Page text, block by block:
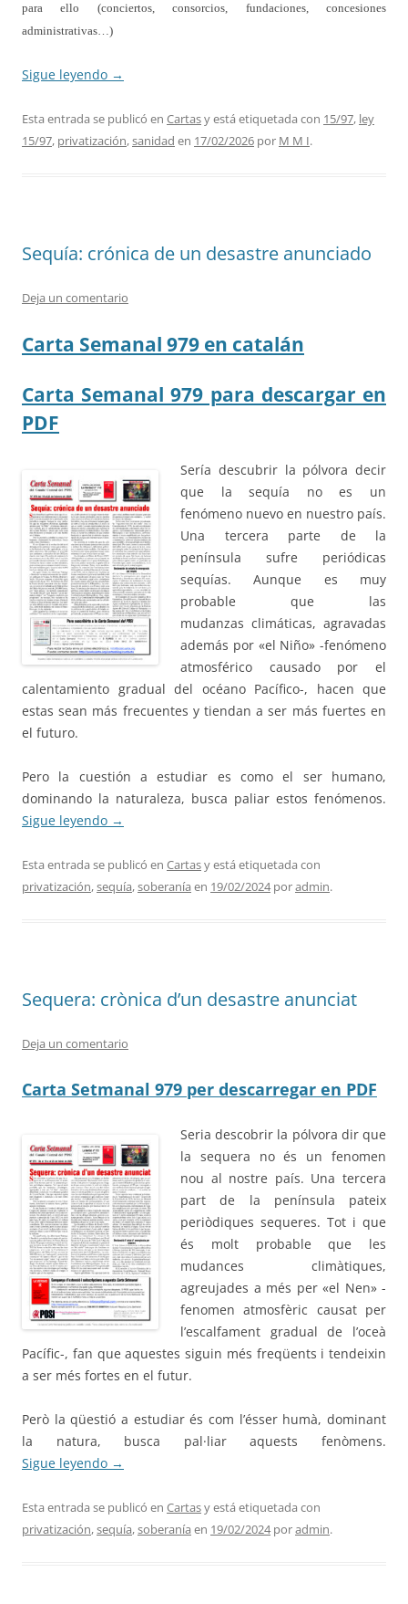
para ello (conciertos, consorcios, fundaciones, concesiones
administrativas…)
Sigue leyendo →
Esta entrada se publicó en Cartasy está etiquetada con 15/97, ley
15/97, privatización,sanidad en 17/02/2026 por M M I.
Sequía: crónica de un desastre anunciado
Deja un comentario
Carta Semanal 979 en catalán
Carta Semanal 979 para descargar en
PDF
Sería descubrir la pólvora decir
que la sequía no es un
fenómeno nuevo en nuestro país.
Una tercera parte de la
península sufre periódicas
sequías. Aunque es muy
probable que las
mudanzas climáticas, agravadas
además por «el Niño» -fenómeno
atmosférico causado por el
calentamiento gradual del océano Pacífico-, hacen que
estas sean más frecuentes y tiendan a ser más fuertes en
el futuro.
Pero la cuestión a estudiar es como el ser humano,
dominando la naturaleza, busca paliar estos fenómenos.
Sigue leyendo →
Esta entrada se publicó en Cartasy está etiquetada con
privatización,sequía,soberanía en 19/02/2024poradmin.
Sequera: crònica d’un desastre anunciat
Deja un comentario
Carta Setmanal 979 per descarregar en PDF
Seria descobrir la pólvora dir que
la sequera no és un fenomen
nou al nostre país. Una tercera
part de la península pateix
periòdiques sequeres. Tot i que
és molt probable que les
mudances climàtiques,
agreujades a més per «el Nen» -
fenomen atmosfèric causat per
l’escalfament gradual de l’oceà
Pacífic-, fan que aquestes siguin més freqüents i tendeixin
a ser més fortes en el futur.
Però la qüestió a estudiar és com l’ésser humà, dominant
la natura, busca pal·liar aquests fenòmens.
Sigue leyendo →
Esta entrada se publicó en Cartasy está etiquetada con
privatización,sequía,soberanía en 19/02/2024poradmin.